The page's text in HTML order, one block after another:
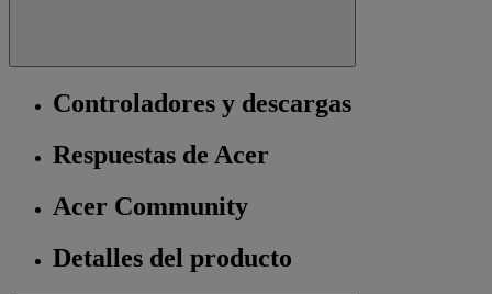
Controladores y descargas
Respuestas de Acer
Acer Community
Detalles del producto